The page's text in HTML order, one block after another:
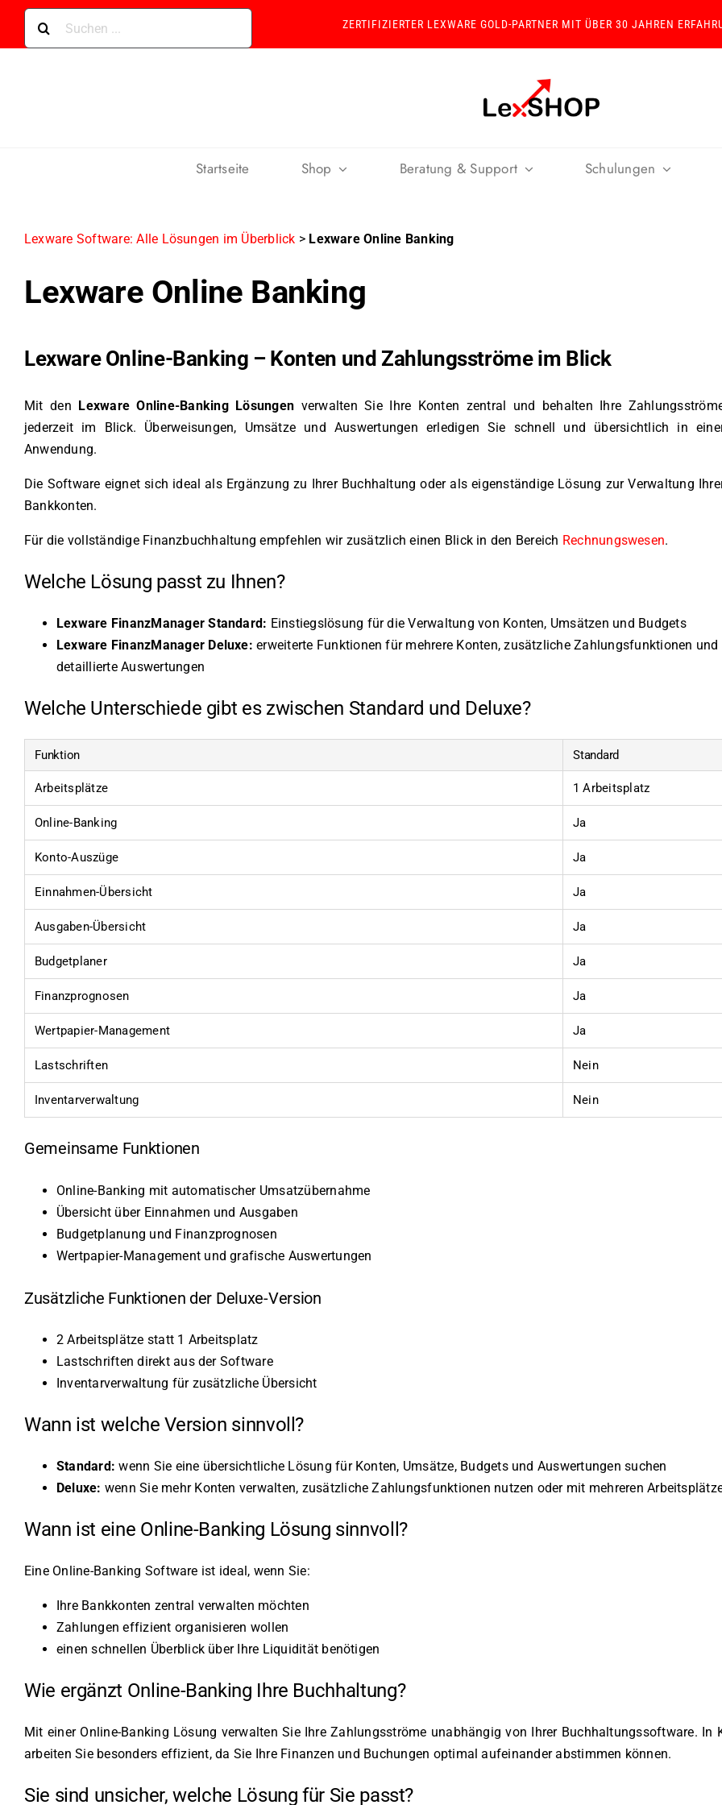
Skip
content
nach:
ZERTIFIZIERTER LEXWARE GOLD-PARTNER MIT ÜBER 30 JAHREN
Startseite Shop Beratung & Support Schulungen
Lexware Software: Alle Lösungen im Überblick > Lexware Online Banking
Lexware Online Banking
Lexware Online-Banking – Konten und Zahlungsströme im Blick
Mit den Lexware Online-Banking Lösungen verwalten Sie Ihre Konten zentral und behalten Ihre
jederzeit im Blick. Überweisungen, Umsätze und Auswertungen erledigen Sie schnell und übersichtlich in
Anwendung.
Die Software eignet sich ideal als Ergänzung zu Ihrer Buchhaltung oder als eigenständige Lösung zur Verwaltung
Bankkonten.
Für die vollständige Finanzbuchhaltung empfehlen wir zusätzlich einen Blick in den Bereich Rechnungswesen.
Welche Lösung passt zu Ihnen?
Lexware FinanzManager Standard: Einstiegslösung für die Verwaltung von Konten, Umsätzen und Budgets
Lexware FinanzManager Deluxe: erweiterte Funktionen für mehrere Konten, zusätzliche Zahlungsfunktionen und
detaillierte Auswertungen
Welche Unterschiede gibt es zwischen Standard und Deluxe?
Funktion Standard
Arbeitsplätze 1 Arbeitsplatz
Online-Banking Ja
Konto-Auszüge Ja
Einnahmen-Übersicht Ja
Ausgaben-Übersicht Ja
Budgetplaner Ja
Finanzprognosen Ja
Wertpapier-Management Ja
Lastschriften Nein
Inventarverwaltung Nein
Gemeinsame Funktionen
Online-Banking mit automatischer Umsatzübernahme
Übersicht über Einnahmen und Ausgaben
Budgetplanung und Finanzprognosen
Wertpapier-Management und grafische Auswertungen
Zusätzliche Funktionen der Deluxe-Version
2 Arbeitsplätze statt 1 Arbeitsplatz
Lastschriften direkt aus der Software
Inventarverwaltung für zusätzliche Übersicht
Wann ist welche Version sinnvoll?
Standard: wenn Sie eine übersichtliche Lösung für Konten, Umsätze, Budgets und Auswertungen suchen
Deluxe: wenn Sie mehr Konten verwalten, zusätzliche Zahlungsfunktionen nutzen oder mit mehreren
Wann ist eine Online-Banking Lösung sinnvoll?
Eine Online-Banking Software ist ideal, wenn Sie:
Ihre Bankkonten zentral verwalten möchten
Zahlungen effizient organisieren wollen
einen schnellen Überblick über Ihre Liquidität benötigen
Wie ergänzt Online-Banking Ihre Buchhaltung?
Mit einer Online-Banking Lösung verwalten Sie Ihre Zahlungsströme unabhängig von Ihrer Buchhaltungssoftware.
arbeiten Sie besonders effizient, da Sie Ihre Finanzen und Buchungen optimal aufeinander abstimmen können.
Sie sind unsicher, welche Lösung für Sie passt?